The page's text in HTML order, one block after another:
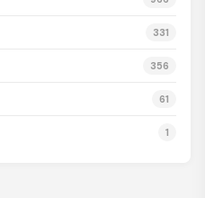
331
356
61
1